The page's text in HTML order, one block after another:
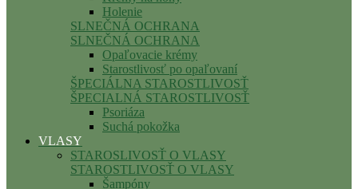
Holenie
SLNEČNÁ OCHRANA
SLNEČNÁ OCHRANA
Opaľovacie krémy
Starostlivosť po opaľovaní
ŠPECIÁLNA STAROSTLIVOSŤ
ŠPECIALNÁ STAROSTLIVOSŤ
Psoriáza
Suchá pokožka
VLASY
STAROSLIVOSŤ O VLASY
STAROSTLIVOSŤ O VLASY
Šampóny